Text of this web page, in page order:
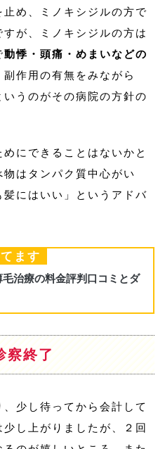
め、ミノキシジルの方で
が、ミノキシジルの方は
動悸・頭痛・めまいなどの
作用の有無をみながら
いうのがその病院の方針の
にできることはないかと
はタンパク質中心がい
にはいい」というアドバ
ます
察終了
少し待ってから会計して
し上がりましたが、２回